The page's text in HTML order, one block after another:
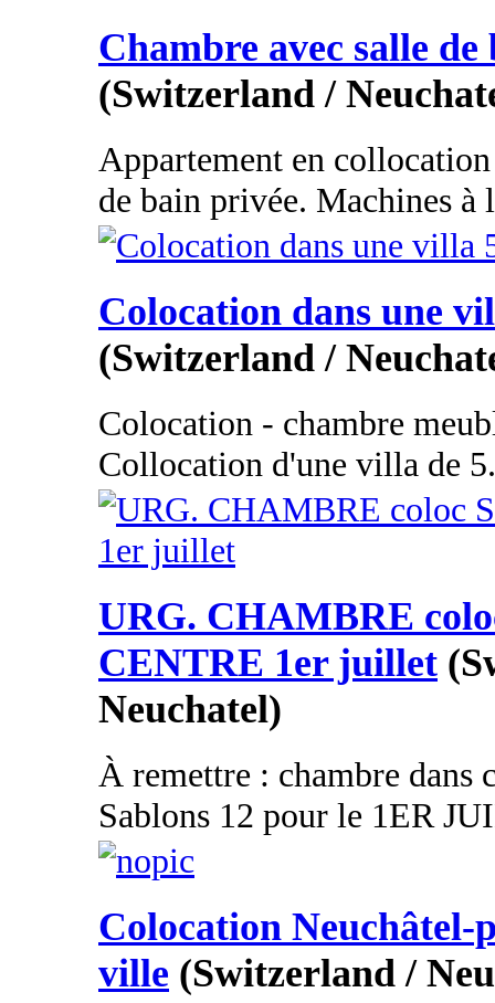
Chambre avec salle
(Switzerland /
Appartement en
de bain privée. Machines
Colocation dans une
(Switzerland /
Colocation - chambre
Collocation d'une villa de
URG. CHAMBRE
CENTRE 1er juillet
Neuchatel)
À remettre : chambre dans
Sablons 12 pour le 1ER
Colocation Neuchâtel-
ville (Switzerland /